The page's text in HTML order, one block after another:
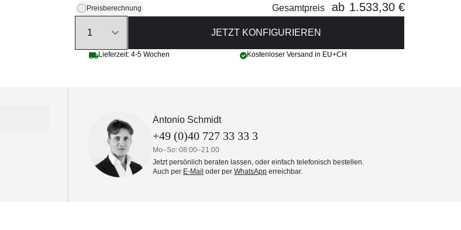
Preisberechnung
Gesamtpreis
ab 1.533,30 €
JETZT KONFIGURIEREN
Lieferzeit: 4-5 Wochen Kostenloser Versand in EU+CH
Antonio Schmidt
+49 (0)40 727 33 33 3
Mo–So: 08:00–21:00
Jetzt persönlich beraten lassen, oder einfach telefonisch bestellen.
Auch per E-Mail oder per WhatsApp erreichbar.